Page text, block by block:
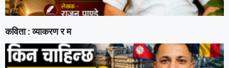
कविता : व्याकरण र म